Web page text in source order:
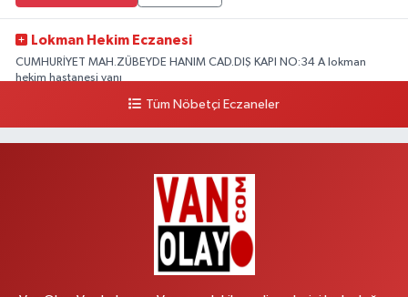
Lokman Hekim Eczanesi
CUMHURİYET MAH.ZÜBEYDE HANIM CAD.DIŞ KAPI NO:34 A lokman
hekim hastanesi yanı
Yol Tarifi Al
Vanyolu Caddesi Yeni Diş Hastanesi Yanı NO:102F
Yol Tarifi Al
CUMHURİYET MAH.KONAK SK.NO:6
Tüm Nöbetçi Eczaneler